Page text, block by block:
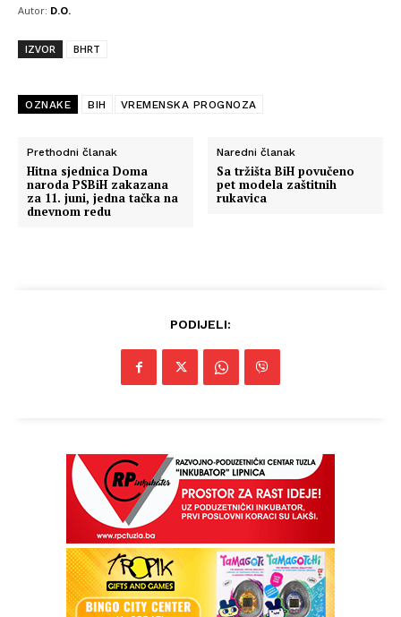
Autor: D.O.
IZVOR BHRT
OZNAKE BIH VREMENSKA PROGNOZA
Prethodni članak
Hitna sjednica Doma
naroda PSBiH zakazana
za 11. juni, jedna tačka na
dnevnom redu
Naredni članak
Sa tržišta BiH povučeno
pet modela zaštitnih
rukavica
PODIJELI: